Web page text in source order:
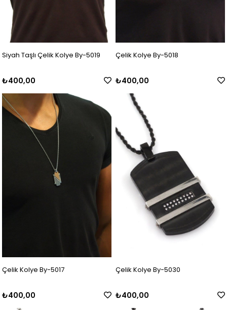
Siyah Taşlı Çelik Kolye By-5019
₺400,00
Çelik Kolye By-5018
₺400,00
Çelik Kolye By-5017
₺400,00
Çelik Kolye By-5030
₺400,00